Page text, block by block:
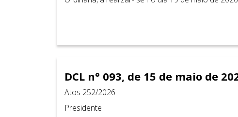
DCL n° 093, de 15 de maio de
Atos 252/2026
Presidente